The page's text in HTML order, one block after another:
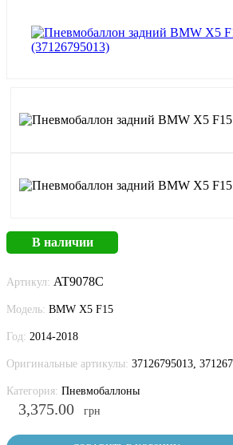
В наличии
Артикул: AT9078C
Модель: BMW X5 F15
Год: 2014-2018
Оригинальные артикулы: 37126795013,
Категория: Пневмобаллоны
3,375.00 грн